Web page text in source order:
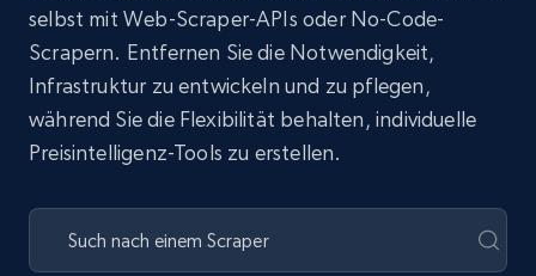
selbst mit Web-Scraper-APIs oder No-Code-
Scrapern. Entfernen Sie die Notwendigkeit,
Infrastruktur zu entwickeln und zu pflegen,
während Sie die Flexibilität behalten, individuelle
Preisintelligenz-Tools zu erstellen.